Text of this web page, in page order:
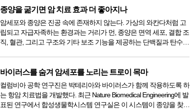
종양을 굶기면 암 치료 효과 더 좋아지나
암세포와 종양은 진공 속에 존재하지 않는다. 가상의 와칸다처럼 고
립되고 자급자족하는 환경과는 거리가 먼, 종양은 면역 세포, 결합 조
직, 혈관, 그리고 구조와 기타 보조 기능을 제공하는 단백질과 탄수화
호작용 ...
바이러스를 숨겨 암세포를 노리는 트로이 목마
컬럼비아 공학 연구진은 박테리아와 바이러스가 함께 작용하도록 하
는 항암 치료법을 개발했다. 최근 Nature Biomedical Engineering에 발
표된 연구에서 합성생물학시스템 연구실은 이 시스템이 종양을 찾는